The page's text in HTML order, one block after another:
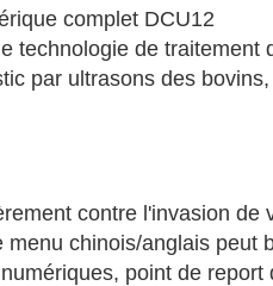
complet DCU12
technologie de traitement
par ultrasons des
contre l'invasion de
chinois/anglais peut
point de